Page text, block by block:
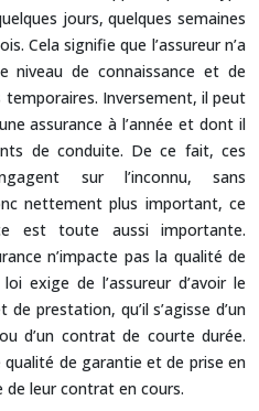
jours, quelques semaines
Cela signifie que l’assureur n’a
niveau de connaissance et de
Inversement, il peut
assurance à l’année et dont il
de conduite. De ce fait, ces
sur l’inconnu, sans
nettement plus important, ce
est toute aussi importante.
n’impacte pas la qualité de
exige de l’assureur d’avoir le
prestation, qu’il s’agisse d’un
d’un contrat de courte durée.
de garantie et de prise en
de leur contrat en cours.